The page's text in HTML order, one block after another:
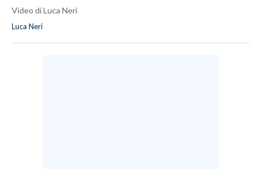
Video di Luca Neri
Luca Neri